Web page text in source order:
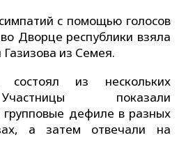
с помощью голосов
Дворце республики взяла
из Семея.
состоял из нескольких
показали
дефиле в разных
а затем отвечали на